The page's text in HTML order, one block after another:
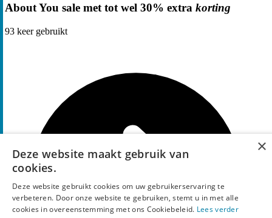
About You sale met tot wel 30% extra korting
93 keer gebruikt
×
Deze website maakt gebruik van
cookies.
Deze website gebruikt cookies om uw gebruikerservaring te
verbeteren. Door onze website te gebruiken, stemt u in met alle
cookies in overeenstemming met ons Cookiebeleid. Lees verder